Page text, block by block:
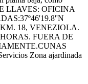
LLAVES: OFICINA
18, VENEZIOLA.
FUERA DE
Zona ajardinada